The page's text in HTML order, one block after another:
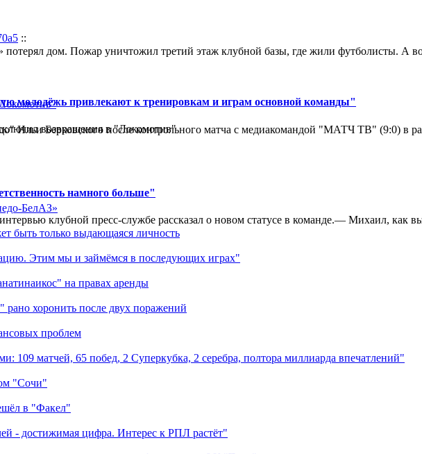
дом. Пожар уничтожил третий этаж клубной базы, где жили футболисты. А
молодёжь привлекают к тренировкам и играм основной команды"
Ильи Берковского после контрольного матча с медиакомандой "МАТЧ ТВ" (9:0) в
намного больше"
клубной пресс-службе рассказал о новом статусе в команде.— Михаил, как
::
возвращения в "Локомотив"
БелАЗ»
быть только выдающаяся личность
Этим мы и займёмся в последующих играх"
на правах аренды
хоронить после двух поражений
проблем
матчей, 65 побед, 2 Суперкубка, 2 серебра, полтора миллиарда впечатлений"
"Сочи"
в "Факел"
- достижимая цифра. Интерес к РПЛ растёт"